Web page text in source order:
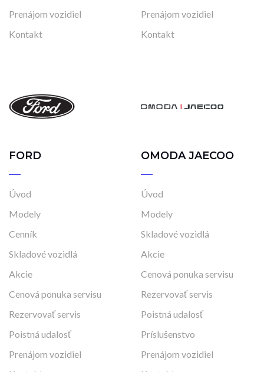
Prenájom vozidiel
Kontakt
Prenájom vozidiel
Kontakt
FORD
Úvod
Modely
Cenník
Skladové vozidlá
Akcie
Cenová ponuka servisu
Rezervovať servis
Poistná udalosť
Prenájom vozidiel
OMODA JAECOO
Úvod
Modely
Skladové vozidlá
Akcie
Cenová ponuka servisu
Rezervovať servis
Poistná udalosť
Príslušenstvo
Prenájom vozidiel